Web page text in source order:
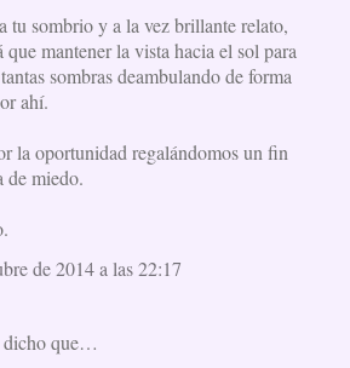
tu sombrio y a la vez brillante relato,
que mantener la vista hacia el sol para
sombras deambulando de forma
ahí.
la oportunidad regalándomos un fin
de miedo.
de 2014 a las 22:17
dicho que…